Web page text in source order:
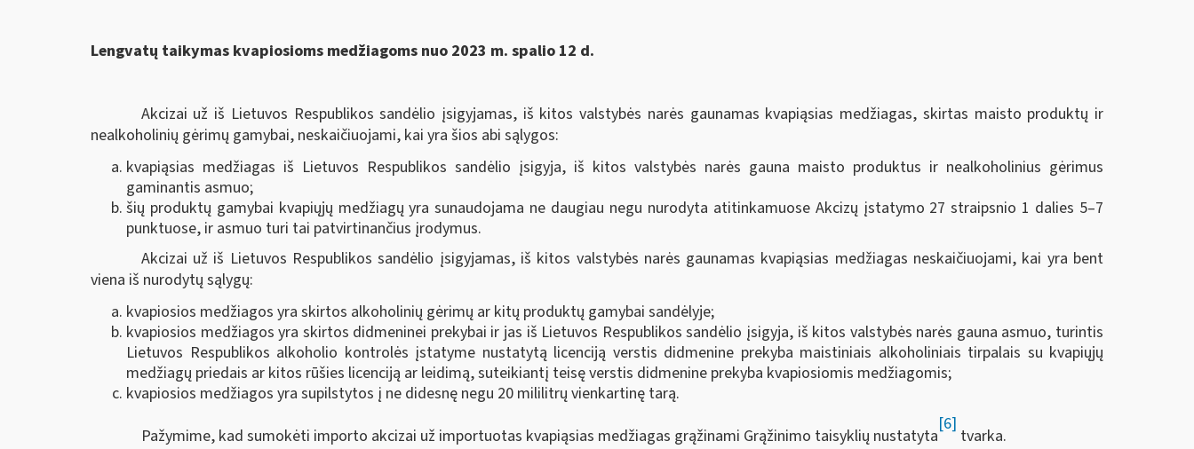
Lengvatų taikymas kvapiosioms medžiagoms nuo 2023 m. spalio 12 d.
Akcizai už iš Lietuvos Respublikos sandėlio įsigyjamas, iš kitos valstybės narės gaunamas kvapiąsias medžiagas, skirtas maisto produktų ir
nealkoholinių gėrimų gamybai, neskaičiuojami, kai yra šios abi sąlygos:
kvapiąsias medžiagas iš Lietuvos Respublikos sandėlio įsigyja, iš kitos valstybės narės gauna maisto produktus ir nealkoholinius gėrimus
gaminantis asmuo;
šių produktų gamybai kvapiųjų medžiagų yra sunaudojama ne daugiau negu nurodyta atitinkamuose Akcizų įstatymo 27 straipsnio 1 dalies 5–7
punktuose, ir asmuo turi tai patvirtinančius įrodymus.
Akcizai už iš Lietuvos Respublikos sandėlio įsigyjamas, iš kitos valstybės narės gaunamas kvapiąsias medžiagas neskaičiuojami, kai yra bent
viena iš nurodytų sąlygų:
kvapiosios medžiagos yra skirtos alkoholinių gėrimų ar kitų produktų gamybai sandėlyje;
kvapiosios medžiagos yra skirtos didmeninei prekybai ir jas iš Lietuvos Respublikos sandėlio įsigyja, iš kitos valstybės narės gauna asmuo, turintis
Lietuvos Respublikos alkoholio kontrolės įstatyme nustatytą licenciją verstis didmenine prekyba maistiniais alkoholiniais tirpalais su kvapiųjų
medžiagų priedais ar kitos rūšies licenciją ar leidimą, suteikiantį teisę verstis didmenine prekyba kvapiosiomis medžiagomis;
kvapiosios medžiagos yra supilstytos į ne didesnę negu 20 mililitrų vienkartinę tarą.
Pažymime, kad sumokėti importo akcizai už importuotas kvapiąsias medžiagas grąžinami Grąžinimo taisyklių nustatyta
[6]
tvarka.